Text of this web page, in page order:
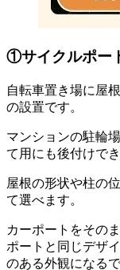
①サイクルポー
自転車置き場に屋
の設置です。
マンションの駐輪
て用にも後付けでき
屋根の形状や柱の
て選べます。
カーポートをその
ポートと同じデザ
のある外観になるで